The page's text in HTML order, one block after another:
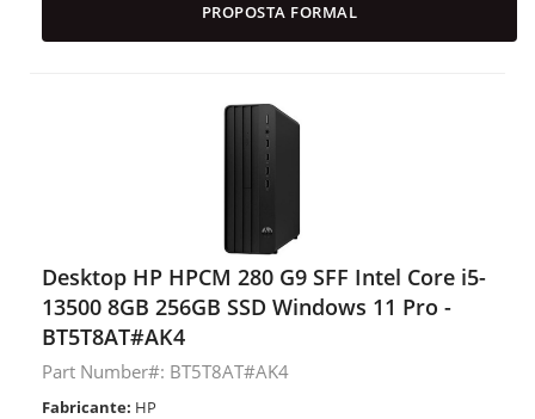
PROPOSTA FORMAL
Desktop HP HPCM 280 G9 SFF Intel Core i5-
13500 8GB 256GB SSD Windows 11 Pro -
BT5T8AT#AK4
Part Number#: BT5T8AT#AK4
Fabricante: HP